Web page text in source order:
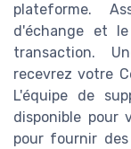
plateforme.
d'échange et le
transaction.
recevrez votre
L'équipe de
disponible pour
pour fournir